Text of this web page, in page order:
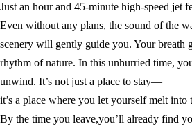
Just an hour and 45-minute high-speed jet
Even without any plans, the sound of the
scenery will gently guide you. Your breath
rhythm of nature. In this unhurried time,
unwind. It’s not just a place to stay—
it’s a place where you let yourself melt
By the time you leave,you’ll already find